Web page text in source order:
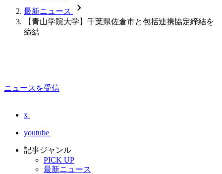
最新ニュース chevron_forward
【青山学院大学】千葉県佐倉市と包括連携協定締結を
締結
ニュースを受信
x
youtube
記事ジャンル
PICK UP
最新ニュース